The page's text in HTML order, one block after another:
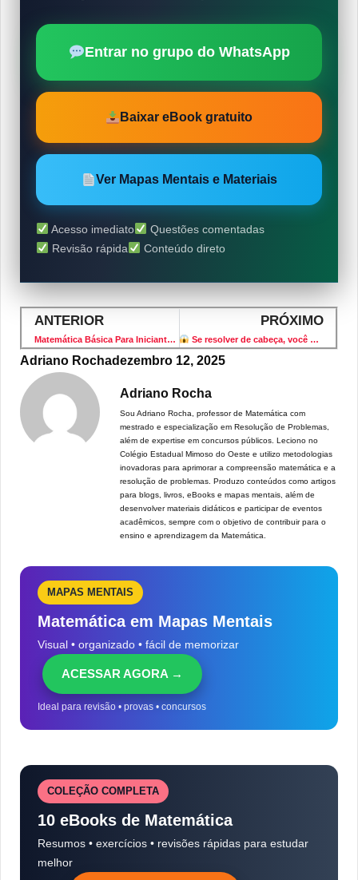
Entrar no grupo do WhatsApp
Baixar eBook gratuito
Ver Mapas Mentais e Materiais
Acesso imediato
Questões comentadas
Revisão rápida
Conteúdo direto
ANTERIOR
Matemática Básica Para Iniciantes: O Que Estudar Primeiro + Exercícios Resolvidos
PRÓXIMO
Se resolver de cabeça, você é diferenciado!
Adriano Rochadezembro 12, 2025
Adriano Rocha
Sou Adriano Rocha, professor de Matemática com
mestrado e especialização em Resolução de Problemas,
além de expertise em concursos públicos. Leciono no
Colégio Estadual Mimoso do Oeste e utilizo metodologias
inovadoras para aprimorar a compreensão matemática e a
resolução de problemas. Produzo conteúdos como artigos
para blogs, livros, eBooks e mapas mentais, além de
desenvolver materiais didáticos e participar de eventos
acadêmicos, sempre com o objetivo de contribuir para o
ensino e aprendizagem da Matemática.
MAPAS MENTAIS
Matemática em Mapas Mentais
Visual • organizado • fácil de memorizar
ACESSAR AGORA →
Ideal para revisão • provas • concursos
COLEÇÃO COMPLETA
10 eBooks de Matemática
Resumos • exercícios • revisões rápidas para estudar
melhor